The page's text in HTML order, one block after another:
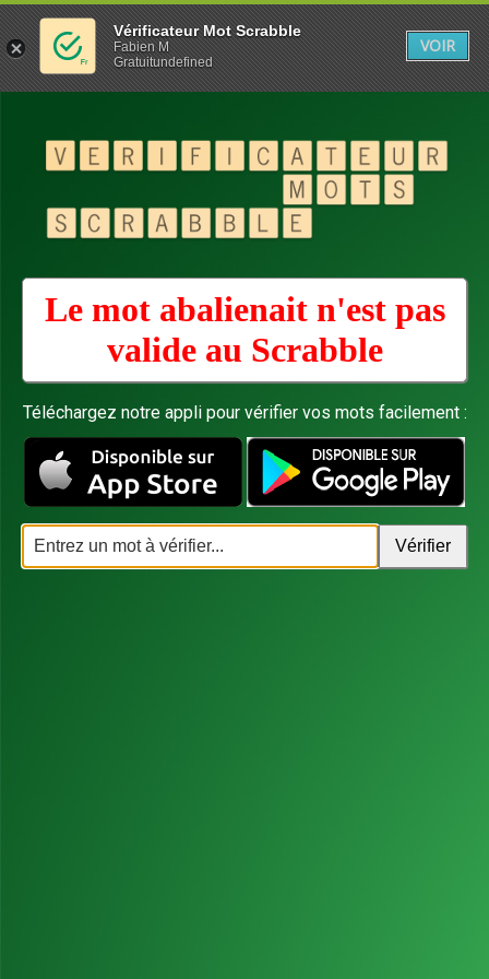
Le mot abalienait n'est pas
valide au Scrabble
Téléchargez notre appli pour vérifier vos mots facilement :
Vérificateur Mot Scrabble
Fabien M
Gratuitundefined
VOIR